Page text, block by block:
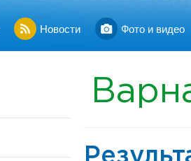
Новости Фото и видео